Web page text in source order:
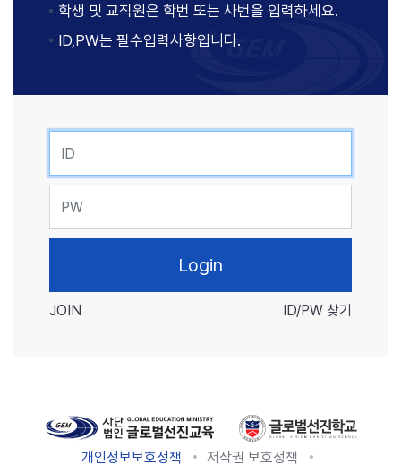
학생 및 교직원은 학번 또는 사번을 입력하세요.
ID,PW는 필수입력사항입니다.
JOIN ID/PW 찾기
개인정보보호정책 저작권 보호정책